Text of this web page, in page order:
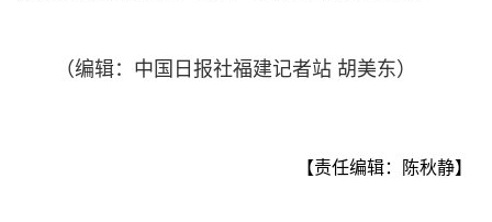
（编辑：中国日报社福建记者站 胡美东）
【责任编辑：陈秋静】